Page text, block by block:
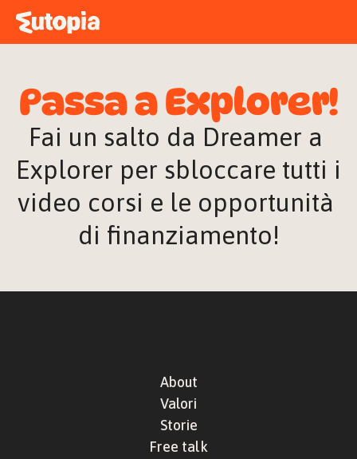
STORIE
FREE TALK
ACCEDI
Passa a Explorer!
Fai un salto da Dreamer a
Explorer per sbloccare tutti i
video corsi e le opportunità
di finanziamento!
About
Valori
Storie
Free talk